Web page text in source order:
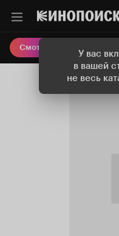
У вас
в вашей
не весь
Смотреть кино